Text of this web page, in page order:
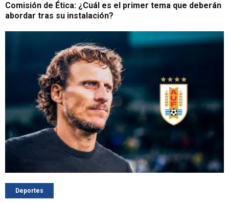
Comisión de Ética: ¿Cuál es el primer tema que deberán
abordar tras su instalación?
Deportes